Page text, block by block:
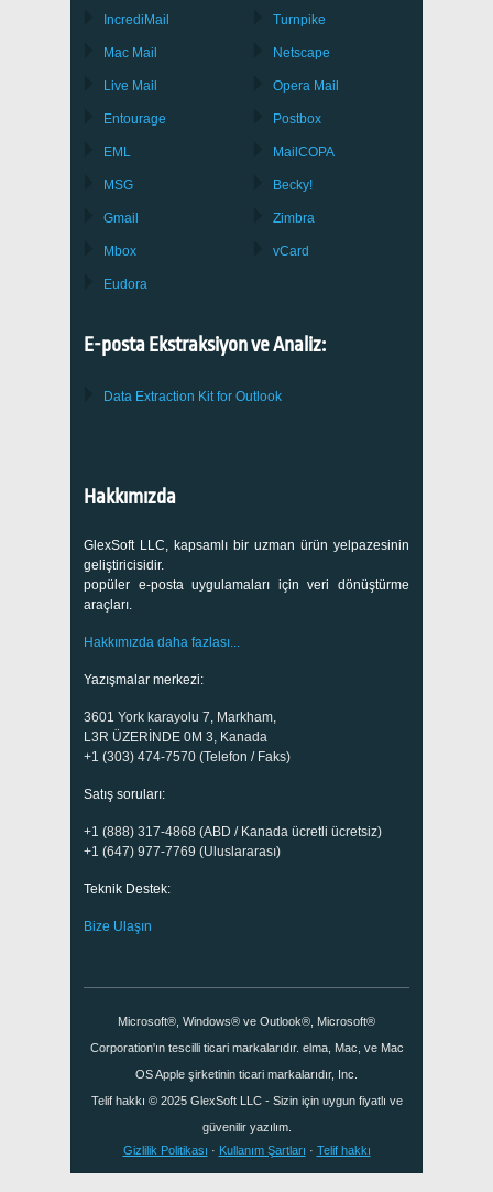
IncrediMail
Mac Mail
Live Mail
Entourage
EML
MSG
Gmail
Mbox
Eudora
Turnpike
Netscape
Opera Mail
Postbox
MailCOPA
Becky!
Zimbra
vCard
E-posta Ekstraksiyon ve Analiz:
Data Extraction Kit for Outlook
Hakkımızda
GlexSoft LLC, kapsamlı bir uzman ürün yelpazesinin
geliştiricisidir.
popüler e-posta uygulamaları için veri dönüştürme
araçları.
Hakkımızda daha fazlası...
Yazışmalar merkezi:
3601 York karayolu 7, Markham,
L3R ÜZERİNDE 0M 3, Kanada
+1 (303) 474-7570 (Telefon / Faks)
Satış soruları:
+1 (888) 317-4868 (ABD / Kanada ücretli ücretsiz)
+1 (647) 977-7769 (Uluslararası)
Teknik Destek:
Bize Ulaşın
Microsoft®, Windows® ve Outlook®, Microsoft®
Corporation'ın tescilli ticari markalarıdır. elma, Mac, ve Mac
OS Apple şirketinin ticari markalarıdır, Inc.
Telif hakkı © 2025 GlexSoft LLC- Sizin için uygun fiyatlı ve
güvenilir yazılım.
Gizlilik Politikası · Kullanım Şartları · Telif hakkı